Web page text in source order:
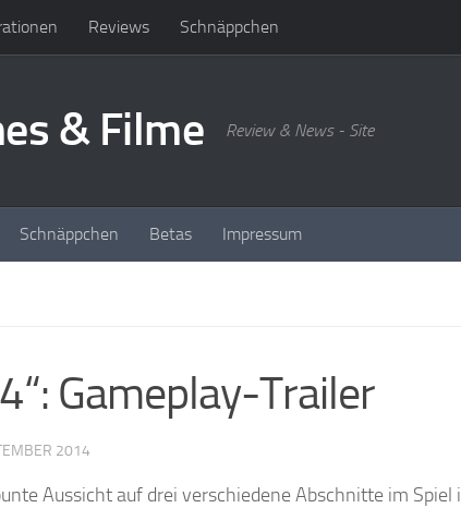
Reviews Schnäppchen
& Filme Review & News - Site
Schnäppchen Betas Impressum
Gameplay-Trailer
2014
Aussicht auf drei verschiedene Abschnitte im Spiel